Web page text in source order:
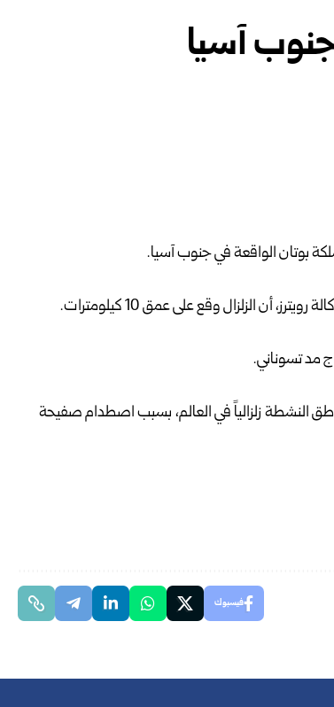
​أن الزلزال وقع على عمق 10 كيلومترات.
مد تسوناني.
النشطة زلزالياً في العالم، بسبب اصطدام صفيحة
فيسبوك